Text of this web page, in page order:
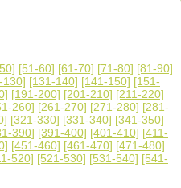
[51-60] [61-70] [71-80] [81-90]
130] [131-140] [141-150] [151-
[191-200] [201-210] [211-220]
260] [261-270] [271-280] [281-
[321-330] [331-340] [341-350]
390] [391-400] [401-410] [411-
[451-460] [461-470] [471-480]
520] [521-530] [531-540] [541-